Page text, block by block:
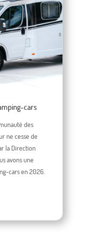
cars
des
ne cesse de
la Direction
avons une
cars en 2026.